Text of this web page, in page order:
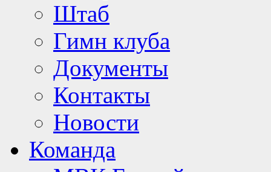
Штаб
Гимн клуба
Документы
Контакты
Новости
Команда